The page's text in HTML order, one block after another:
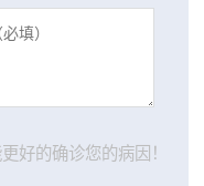
好的确诊您的病因！